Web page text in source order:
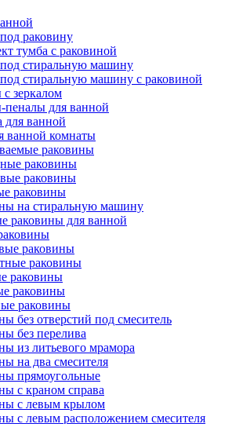
раковину
тумба с раковиной
стиральную машину
стиральную машину с раковиной
зеркалом
для ванной
для ванной
ванной комнаты
раковины
раковины
раковины
раковины
на стиральную машину
раковины для ванной
раковины
раковины
раковины
раковины
раковины
без отверстий под смеситель
без перелива
из литьевого мрамора
на два смесителя
прямоугольные
с краном справа
с левым крылом
с левым расположением смесителя